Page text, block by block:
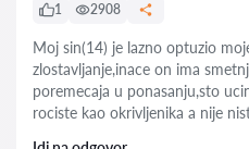
1 2908
Moj sin(14) je lazno optuzio
zlostavljanje,inace on ima
poremecaja u ponasanju,sto
rociste kao okrivljenika a nije